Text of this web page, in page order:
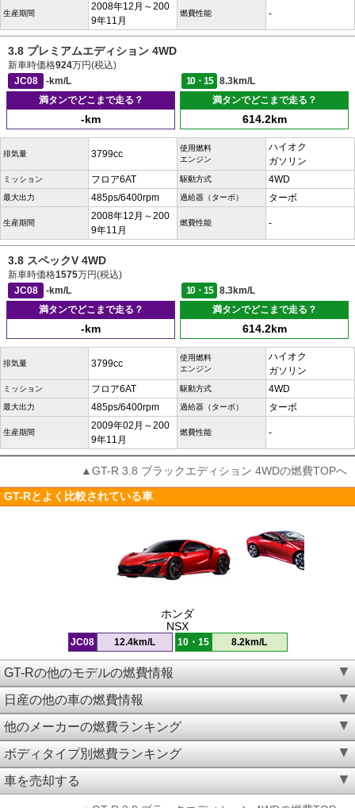
生産期間
2008年12月～200
9年11月
燃費性能 -
3.8 プレミアムエディション 4WD
新車時価格924万円(税込)
JC08
-km/L 10・15
8.3km/L
満タンでどこまで走る？
-km
満タンでどこまで走る？
614.2km
排気量 3799cc
使用燃料
エンジン
ハイオク
ガソリン
ミッション フロア6AT 駆動方式 4WD
最大出力 485ps/6400rpm 過給器（ターボ） ターボ
生産期間
2008年12月～200
9年11月
燃費性能 -
3.8 スペックV 4WD
新車時価格1575万円(税込)
JC08
-km/L 10・15
8.3km/L
満タンでどこまで走る？
-km
満タンでどこまで走る？
614.2km
排気量 3799cc
使用燃料
エンジン
ハイオク
ガソリン
ミッション フロア6AT 駆動方式 4WD
最大出力 485ps/6400rpm 過給器（ターボ） ターボ
生産期間
2009年02月～200
9年11月
燃費性能 -
▲GT-R 3.8 ブラックエディション 4WDの燃費TOPへ
GT-Rとよく比較されている車
ホンダ
NSX
JC08 12.4km/L 10・15 8.2km/L
GT-Rの他のモデルの燃費情報
日産の他の車の燃費情報
他のメーカーの燃費ランキング
ボディタイプ別燃費ランキング
車を売却する